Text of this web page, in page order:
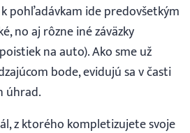
pohľadávkam ide predovšetkým
no aj rôzne iné záväzky
na auto). Ako sme už
bode, evidujú sa v časti
úhrad.
z ktorého kompletizujete svoje